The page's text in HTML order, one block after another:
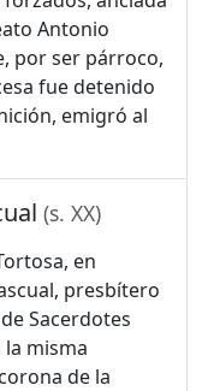
Antonio
por ser párroco,
fue detenido
emigró al
(s. XX)
en
presbítero
Sacerdotes
misma
de la